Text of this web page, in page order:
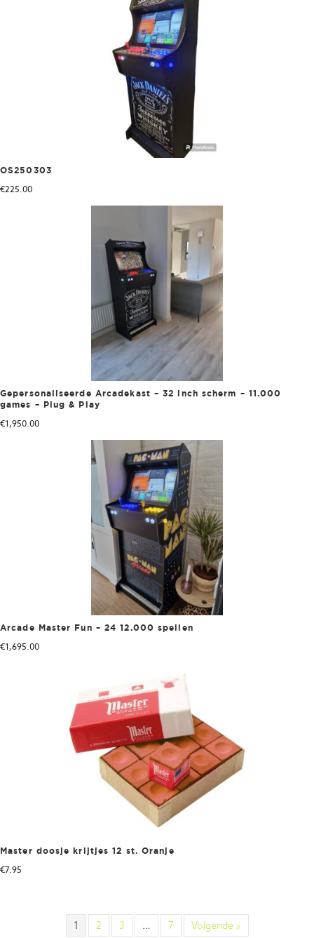
OS250303
€225.00
Gepersonaliseerde Arcadekast – 32 inch scherm – 11.000
games – Plug & Play
€1,950.00
Arcade Master Fun – 24 12.000 spellen
€1,695.00
Master doosje krijtjes 12 st. Oranje
€7.95
1 2 3 … 7 Volgende »